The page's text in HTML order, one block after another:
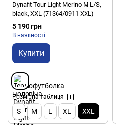
Dynafit Tour Light Merino M L/S,
black, XXL (71364/0911 XXL)
5 190 грн
В наявності
Купити
Розмірна таблиця
S M L XL XXL